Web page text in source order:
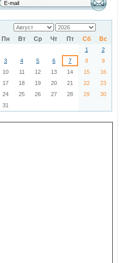
Пн Вт Ср Чт Пт Сб Вс
1
2
3
4 5 6 7 8
9
10
11 12 13 14 15
16
17
18 19 20 21 22
23
24
25 26 27 28 29
30
31